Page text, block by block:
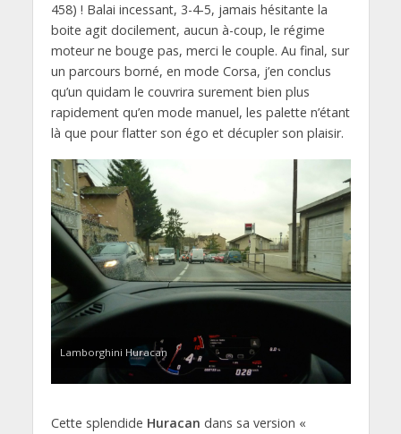
458) ! Balai incessant, 3-4-5, jamais hésitante la
boite agit docilement, aucun à-coup, le régime
moteur ne bouge pas, merci le couple. Au final, sur
un parcours borné, en mode Corsa, j’en conclus
qu’un quidam le couvrira surement bien plus
rapidement qu’en mode manuel, les palette n’étant
là que pour flatter son égo et décupler son plaisir.
Lamborghini Huracan
Cette splendide Huracan dans sa version «